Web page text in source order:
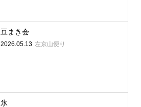
豆まき会
2026.05.13 左京山便り
氷